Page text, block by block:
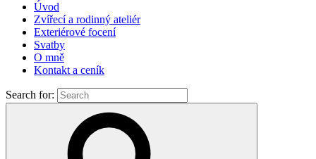
Úvod
Zvířecí a rodinný ateliér
Exteriérové focení
Svatby
O mně
Kontakt a ceník
Search for: